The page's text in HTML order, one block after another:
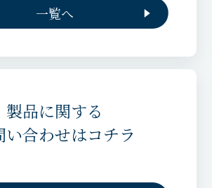
一覧へ
製品に関する
い合わせはコチラ